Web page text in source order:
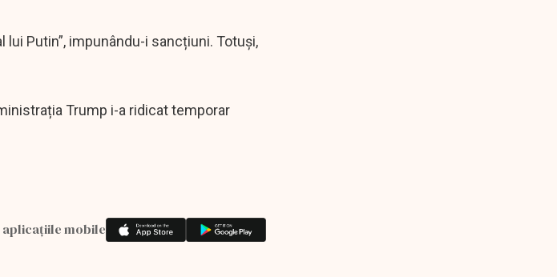
Putin”, impunându-i sancțiuni. Totuși,
Trump i-a ridicat temporar
aplicațiile mobile